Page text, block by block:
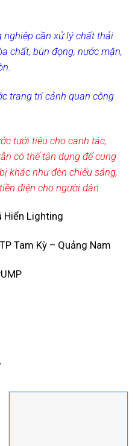
nghiệp cần xử lý chất thải
chất, bùn đọng, nước mặn,
trang trí cảnh quan công
tưới tiêu cho canh tác,
có thể tận dụng để cung
khác như đèn chiếu sáng,
điện cho người dân.
Hiển Lighting
Tam Kỳ – Quảng Nam